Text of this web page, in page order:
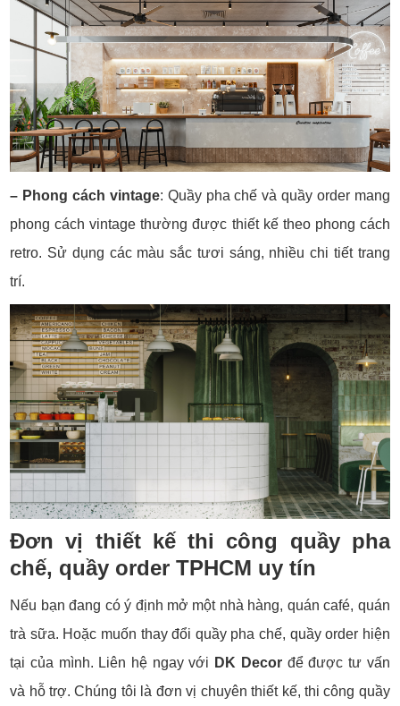
– Phong cách vintage: Quầy pha chế và quầy order mang
phong cách vintage thường được thiết kế theo phong cách
retro. Sử dụng các màu sắc tươi sáng, nhiều chi tiết trang
trí.
Đơn vị thiết kế thi công quầy pha
chế, quầy order TPHCM uy tín
Nếu bạn đang có ý định mở một nhà hàng, quán café, quán
trà sữa. Hoặc muốn thay đổi quầy pha chế, quầy order hiện
tại của mình. Liên hệ ngay với DK Decorđể được tư vấn
và hỗ trợ. Chúng tôi là đơn vị chuyên thiết kế, thi công quầy